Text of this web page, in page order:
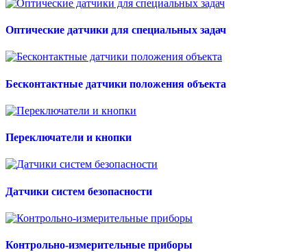
Оптические датчики для специальных задач
Бесконтактные датчики положения объекта
Переключатели и кнопки
Датчики систем безопасности
Контрольно-измерительные приборы